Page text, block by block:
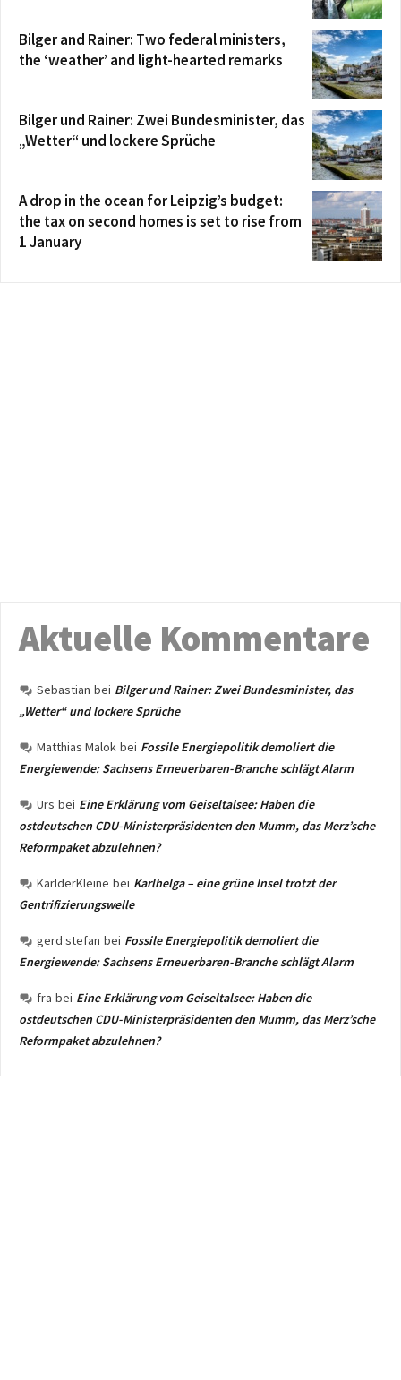
Bilger and Rainer: Two federal ministers,
the ‘weather’ and light-hearted remarks
Bilger und Rainer: Zwei Bundesminister, das
„Wetter“ und lockere Sprüche
A drop in the ocean for Leipzig’s budget:
the tax on second homes is set to rise from
1 January
Aktuelle Kommentare
Sebastian bei Bilger und Rainer: Zwei Bundesminister, das
„Wetter“ und lockere Sprüche
Matthias Malok bei Fossile Energiepolitik demoliert die
Energiewende: Sachsens Erneuerbaren-Branche schlägt Alarm
Urs bei Eine Erklärung vom Geiseltalsee: Haben die
ostdeutschen CDU-Ministerpräsidenten den Mumm, das Merz’sche
Reformpaket abzulehnen?
KarlderKleine bei Karlhelga – eine grüne Insel trotzt der
Gentrifizierungswelle
gerd stefan bei Fossile Energiepolitik demoliert die
Energiewende: Sachsens Erneuerbaren-Branche schlägt Alarm
fra bei Eine Erklärung vom Geiseltalsee: Haben die
ostdeutschen CDU-Ministerpräsidenten den Mumm, das Merz’sche
Reformpaket abzulehnen?